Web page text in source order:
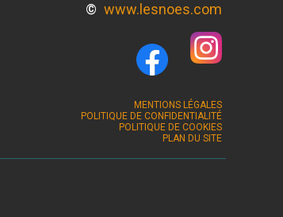
© www.lesnoes.com
MENTIONS LÉGALES
POLITIQUE DE CONFIDENTIALITÉ
POLITIQUE DE COOKIES
PLAN DU SITE